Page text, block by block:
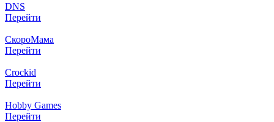
DNS
Перейти
СкороМама
Перейти
Crockid
Перейти
Hobby Games
Перейти